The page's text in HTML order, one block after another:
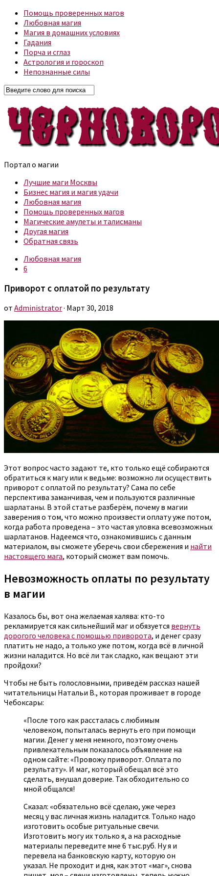
Помощь проверенных магов
Любовная магия
Магия в домашних условиях
Гадания
Порча и сглаз
Астрология и гороскоп
Непознанные силы
Портал о магии
Лучшие маги Москвы
Бизнес магия и магия удачи
Любовная магия
Помощь проверенных магов
Магические амулеты и талисманы
Другая магия
Обратная связь
Любовная магия
6
Приворот с оплатой по результату
от Administrator· Март 30, 2018
Этот вопрос часто задают те, кто только ещё собираются
обратиться к магу или к ведьме: возможно ли осуществить
приворот с оплатой по результату? Сама по себе
перспектива заманчивая, чем и пользуются различные
шарлатаны. В этой статье разберём, почему в магии
заверения о том, что можно произвести оплату уже потом,
когда работа проведена – это частая уловка всевозможных
шарлатанов. Надеемся что, ознакомившись с данным
материалом, вы сможете уберечь свои сбережения и найти
настоящего мага, который сможет вам помочь.
Невозможность оплаты по результату
в магии
Казалось бы, вот она желаемая халява: кто-то
рекламируется как сильнейший маг и обязуется вернуть
дорогого человека с помощью приворота, и денег сразу
платить не надо, а только уже потом, когда всё в личной
жизни наладится. Но всё ли так сладко, как вещают эти
пройдохи?
Чтобы не быть голословными, приведём рассказ нашей
читательницы Натальи В., которая проживает в городе
Чебоксары:
«После того как рассталась с любимым
человеком, попыталась вернуть его при помощи
магии. Денег у меня немного, поэтому очень
привлекательным показалось объявление на
одном сайте: «Провожу приворот. Оплата по
результату». И маг, который обещал всё это
сделать, внушал доверие. Так обходительно со
мной общался!
Сказал: «обязательно всё сделаю, уже через
месяц у вас личная жизнь наладится. Только надо
изготовить особые ритуальные свечи.
Изготовить могу их только я, а на расходные
материалы переведите мне 6 тыс.руб. Ну я и
перевела на банковскую карту, которую он
указал. Не проходит и дня, как этот «маг», снова